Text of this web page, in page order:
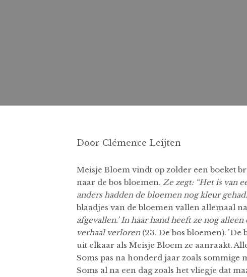
Door Clémence Leijten
Meisje Bloem vindt op zolder een boeket
naar de bos bloemen. Ze zegt: “Het is van
anders hadden de bloemen nog kleur
blaadjes van de bloemen vallen allemaal
afgevallen.’ In haar hand heeft ze nog
verhaal verloren (23. De bos bloemen). ’De
uit elkaar als Meisje Bloem ze aanraakt.
Soms pas na honderd jaar zoals sommige
Soms al na een dag zoals het vliegje dat